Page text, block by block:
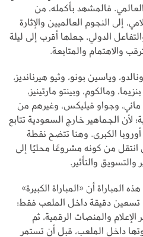
فالمشهد بأكمله، من
إلى النجوم العالميين والإثارة
الدولي، جعلها أقرب إلى ليلة
والاهتمام والمتابعة.
وياسين بونو، وثيو هيرنانديز،
ومالكوم، وبينتو مارتينيز،
وجواو فيليكس، وغيرهم من
لأن الجماهير خارج السعودية تتابع
الكبرى. وهنا تتضح نقطة
من كونه مشروعًا محليًا إلى
والتأثير.
أن «المباراة الكبيرة»
دقيقة داخل الملعب فقط؛
الإعلام والمنصات الرقمية، ثم
داخل الملعب، قبل أن تستمر